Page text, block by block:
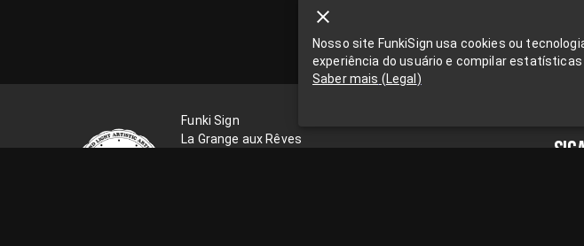
Funki Sign
La Grange aux Rêves
Nosso site FunkiSign usa cookies ou
experiência do usuário e compilar estatísticas
Saber mais (Legal )